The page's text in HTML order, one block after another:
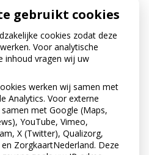
op
e-mail
gebruikt cookies
cookies zodat deze
Voor analytische
inhoud vragen wij uw
werken wij samen met
Analytics. Voor externe
met Google (Maps,
YouTube, Vimeo,
X (Twitter), Qualizorg,
ZorgkaartNederland. Deze